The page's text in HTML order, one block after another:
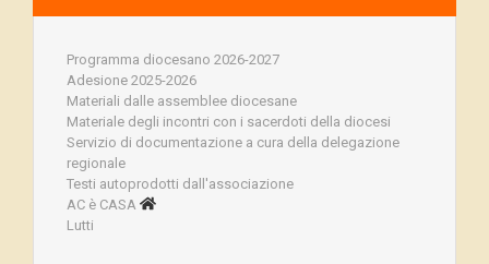
Programma diocesano 2026-2027
Adesione 2025-2026
Materiali dalle assemblee diocesane
Materiale degli incontri con i sacerdoti della diocesi
Servizio di documentazione a cura della delegazione
regionale
Testi autoprodotti dall'associazione
AC è CASA
Lutti